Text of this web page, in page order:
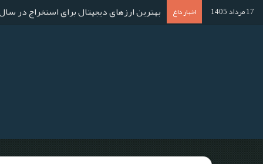
17 مرداد 1405 اخبار داغ بهترین ارزهای دیجیتال برای استخراج در سال ۱۴۰۴؛ آموزش استخراج گام به